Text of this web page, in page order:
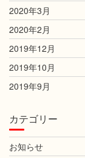
2020年3月
2020年2月
2019年12月
2019年10月
2019年9月
カテゴリー
お知らせ